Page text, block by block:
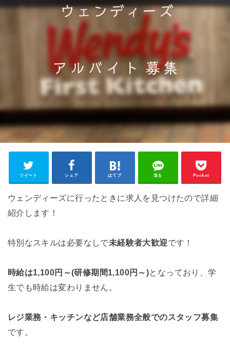
ツイート シェア はてブ 送る Pocket
ウェンディーズに行ったときに求人を見つけたので詳細
紹介します！
特別なスキルは必要なしで未経験者大歓迎です！
時給は1,100円～(研修期間1,100円～)となっており、学
生でも時給は変わりません。
レジ業務・キッチンなど店舗業務全般でのスタッフ募集
です。